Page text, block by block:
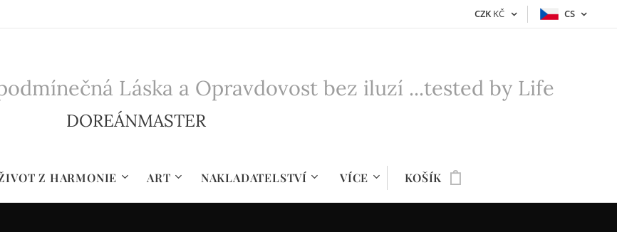
CZK KČ CS
Láska a Opravdovost bez iluzí ...tested by Life
DOREÁNMASTER
Z HARMONIE ART NAKLADATELSTVÍ VÍCE KOŠÍK